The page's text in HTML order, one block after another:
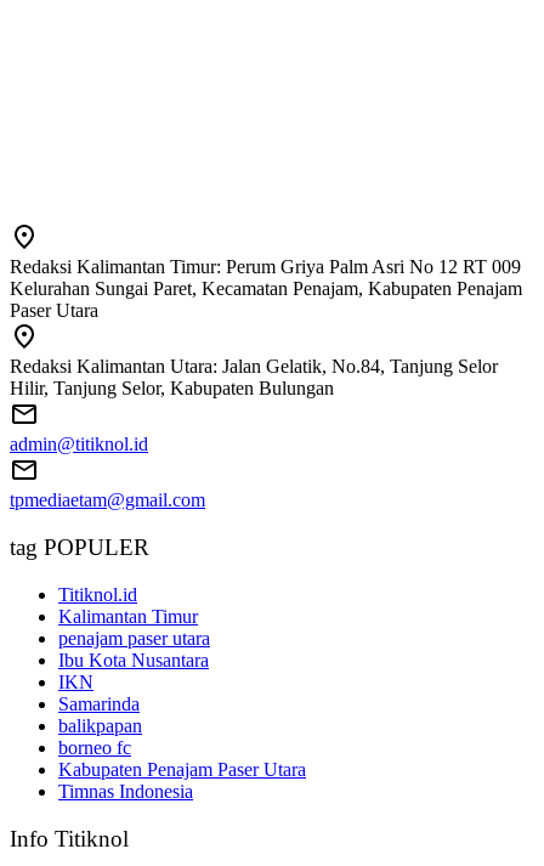
Redaksi Kalimantan Timur: Perum Griya Palm Asri No 12 RT 009
Kelurahan Sungai Paret, Kecamatan Penajam, Kabupaten Penajam
Paser Utara
Redaksi Kalimantan Utara: Jalan Gelatik, No.84, Tanjung Selor
Hilir, Tanjung Selor, Kabupaten Bulungan
admin@titiknol.id
tpmediaetam@gmail.com
tag POPULER
Titiknol.id
Kalimantan Timur
penajam paser utara
Ibu Kota Nusantara
IKN
Samarinda
balikpapan
borneo fc
Kabupaten Penajam Paser Utara
Timnas Indonesia
Info Titiknol